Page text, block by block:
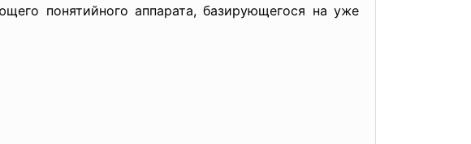
понятийного аппарата, базирующегося на уже